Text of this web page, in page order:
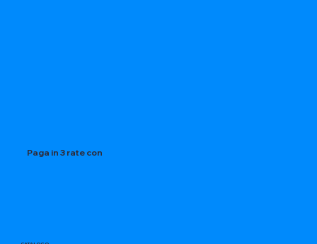
Paga in 3 rate con